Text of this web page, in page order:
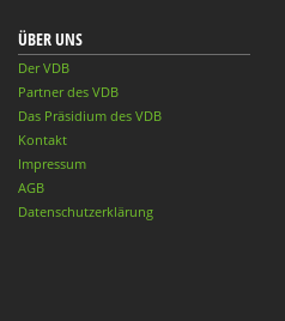
ÜBER UNS
Der VDB
Partner des VDB
Das Präsidium des VDB
Kontakt
Impressum
AGB
Datenschutzerklärung